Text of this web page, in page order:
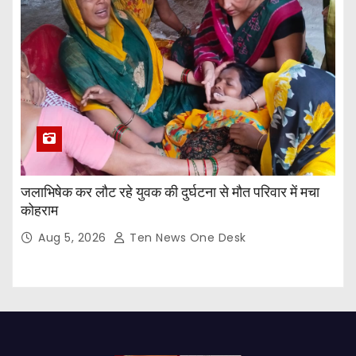
जलाभिषेक कर लौट रहे युवक की दुर्घटना से मौत परिवार में मचा
कोहराम
Aug 5, 2026 Ten News One Desk